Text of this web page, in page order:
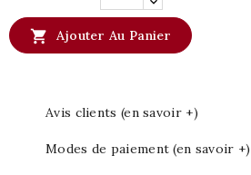
 Ajouter Au Panier
Avis clients (en savoir +)
Modes de paiement (en savoir +)